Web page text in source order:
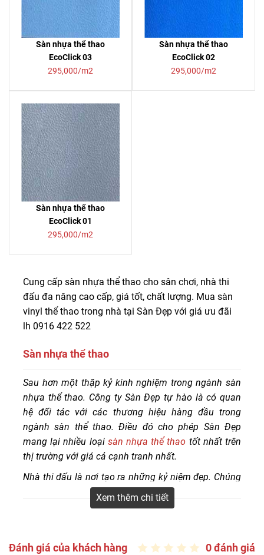
Sàn nhựa thể thao
EcoClick 03
295,000/m2
Sàn nhựa thể thao
EcoClick 02
295,000/m2
Sàn nhựa thể thao
EcoClick 01
295,000/m2
Cung cấp sàn nhựa thể thao cho sân chơi, nhà thi
đấu đa năng cao cấp, giá tốt, chất lượng. Mua sàn
vinyl thể thao trong nhà tại Sàn Đẹp với giá ưu đãi
lh 0916 422 522
Sàn nhựa thể thao
Cung cấp sàn nhựa thể thao cho sân chơi, nhà thi đấu
đa năng cao cấp, giá tốt, chất lượng. Mua sàn vinyl thể
thao trong nhà tại Sàn Đẹp với giá ưu đãi lh 0916 422
522
Sau hơn một thập kỷ kinh nghiệm trong ngành sàn
nhựa thể thao. Công ty Sàn Đẹp tự hào là có quan
hệ đối tác với các thương hiệu hàng đầu trong
ngành sàn thể thao. Điều đó cho phép Sàn Đẹp
mang lại nhiều loại sàn nhựa thể thao tốt nhất trên
thị trường với giá cả cạnh tranh nhất.
Nhà thi đấu là nơi tạo ra những kỷ niệm đẹp. Chúng
tôi tin rằng bề mặt sàn thi đấy chất lượng cao sẽ tạo
ra tất cả sự khác biệt giữa một nhà thi đấu thể thao
khi hết tuổi thọ.
Xem thêm chi tiết
Đánh giá của khách hàng 0 đánh giá